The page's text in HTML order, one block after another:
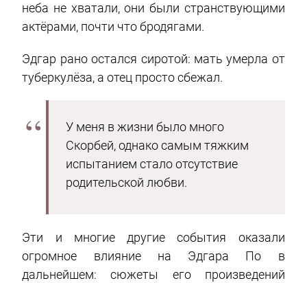
неба не хватали, они были странствующими
актёрами, почти что бродягами.
Эдгар рано остался сиротой: мать умерла от
туберкулёза, а отец просто сбежал.
У меня в жизни было много
Скорбей, однако самым тяжким
испытанием стало отсутствие
родительской любви.
Эти и многие другие события оказали
огромное влияние на Эдгара По в
дальнейшем: сюжеты его произведений